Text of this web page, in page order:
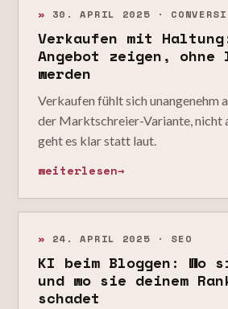
» 30. APRIL 2025 ·
Verkaufen mit
Angebot zeigen,
werden
Verkaufen fühlt sich unangenehm
der Marktschreier-Variante, nicht
geht es klar statt laut.
weiterlesen→
» 24. APRIL 2025 · SEO
KI beim Bloggen:
und wo sie deinem
schadet